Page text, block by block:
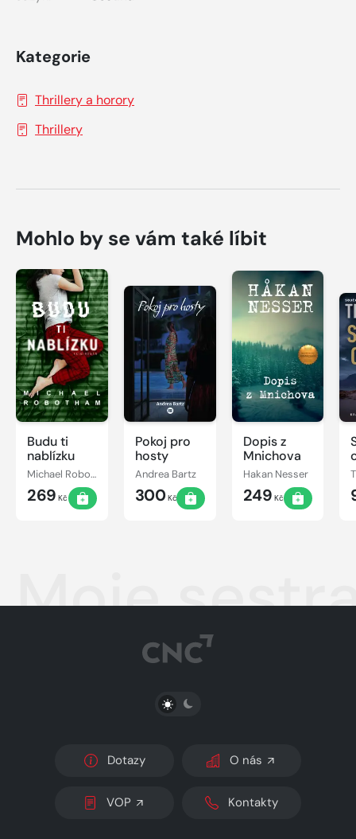
Kategorie
Thrillery a horory
Thrillery
Mohlo by se vám také líbit
Budu ti
nablízku
Michael Robotham
269 Kč
Pokoj pro
hosty
Andrea Bartz
300Kč
Dopis z
Mnichova
Hakan Nesser
249 Kč
Moje
PŘEPNOUT SVĚTLÝ/TMAVÝ REŽIM
Dotazy O nás
VOP Kontakty